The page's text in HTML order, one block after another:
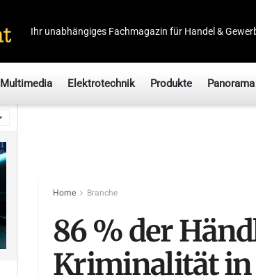
Ihr unabhängiges Fachmagazin für Handel &
Multimedia Elektrotechnik Produkte Panorama
Home Branche
86 % der
Kriminalität in